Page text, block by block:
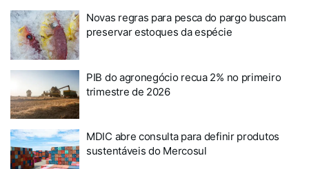
Novas regras para pesca do pargo buscam
preservar estoques da espécie
PIB do agronegócio recua 2% no primeiro
trimestre de 2026
MDIC abre consulta para definir produtos
sustentáveis do Mercosul